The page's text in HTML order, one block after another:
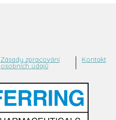
Zásady zpracování
osobních údajů
Kontakt